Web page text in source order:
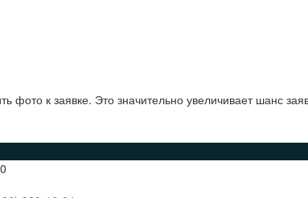
к заявке. Это значительно увеличивает шанс